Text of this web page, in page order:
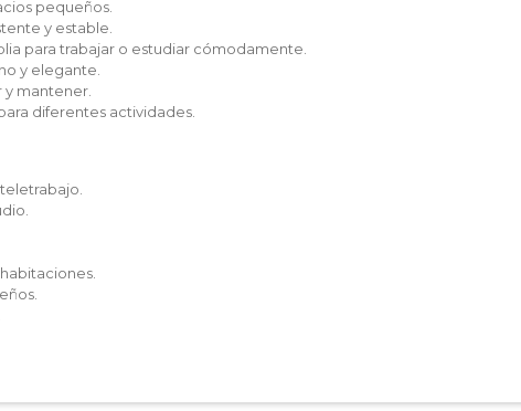
pequeños.
y estable.
para trabajar o estudiar cómodamente.
y elegante.
y mantener.
diferentes actividades.